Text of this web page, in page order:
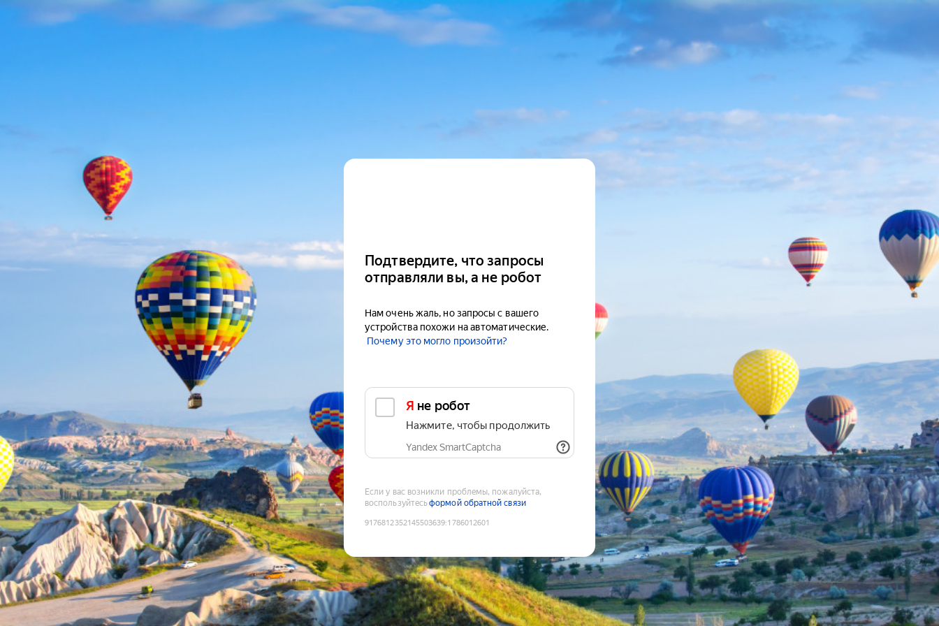
Подтвердите, что запросы
отправляли вы, а не робот
Нам очень жаль, но запросы с вашего
устройства похожи на автоматические.
Почему это могло произойти?
Я не робот
Нажмите, чтобы продолжить
Yandex SmartCaptcha
Если у вас возникли проблемы, пожалуйста,
воспользуйтесьформой обратной связи
9176812352145503639:1786012601